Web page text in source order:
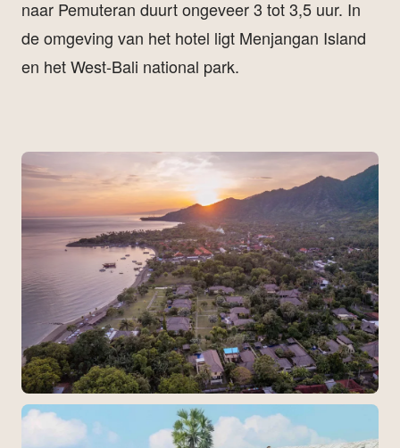
naar Pemuteran duurt ongeveer 3 tot 3,5 uur. In
de omgeving van het hotel ligt Menjangan Island
en het West-Bali national park.